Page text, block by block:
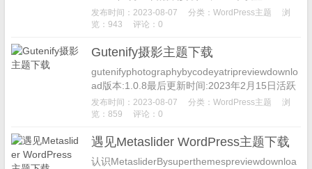
ess版本:4.0或更高PHP版本:5.6...
发布时间：2023-08-07 分类： WordPress主题
浏
览：943
评论：0
Gutenify摄影主题下载
gutenifyphotographybycodeyatripreviewdownlo
ad版本:1.0.8最后更新时间:2023年2月15日活跃
安装数:...
发布时间：2023-08-07 分类： WordPress主题
浏
览：859
评论：0
遇见Metaslider WordPress主题下载
认识MetasliderBysuperthemespreviewdownloa